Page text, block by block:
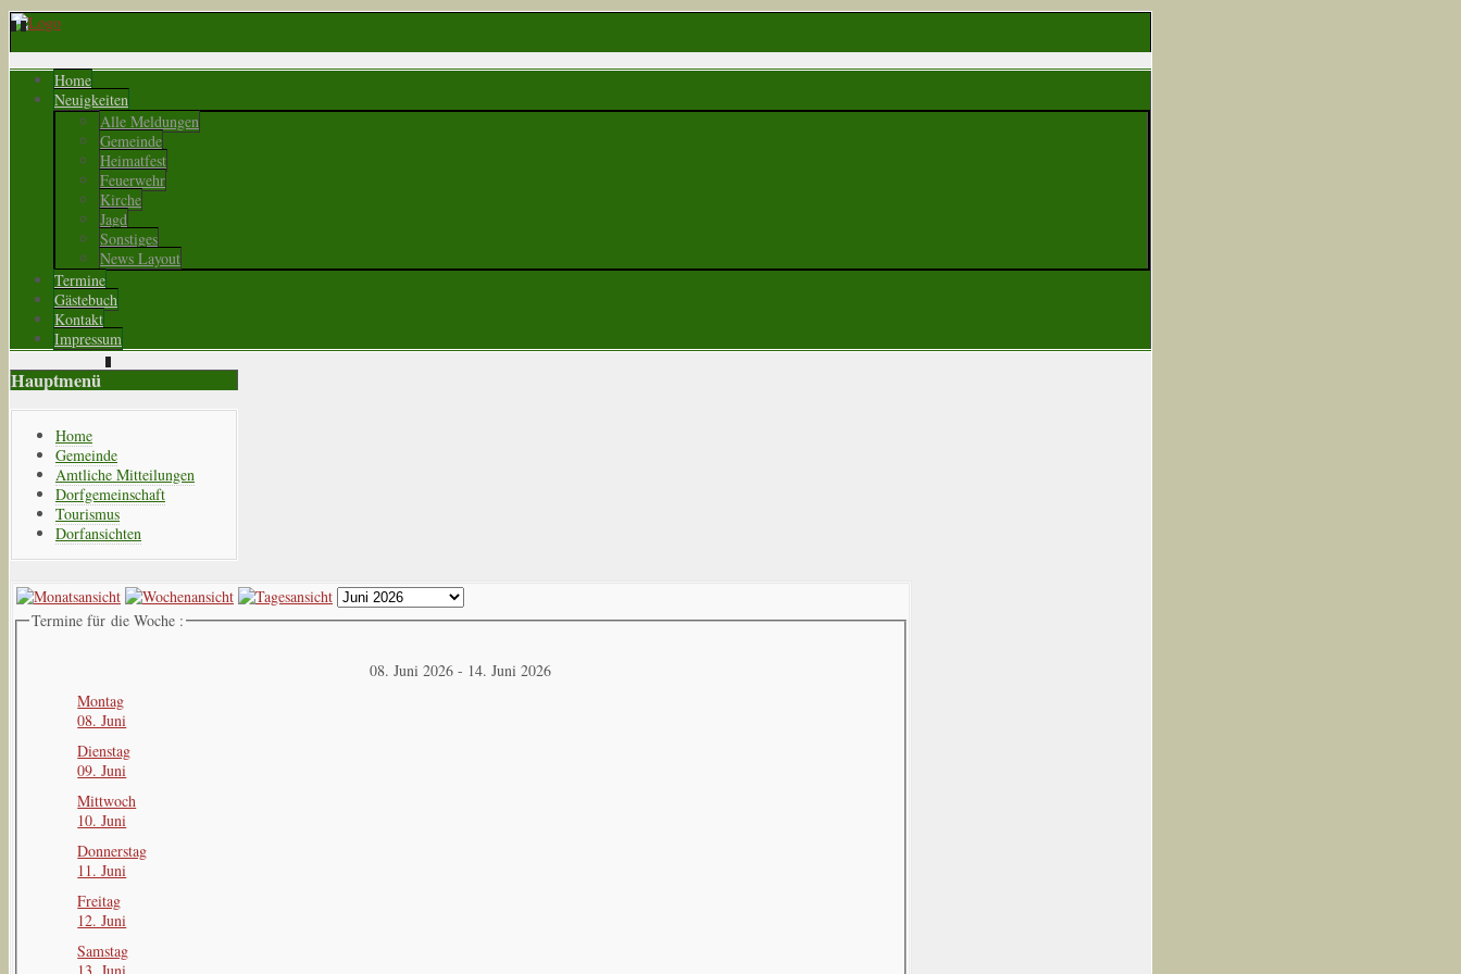
Home
Neuigkeiten
Alle Meldungen
Gemeinde
Heimatfest
Feuerwehr
Kirche
Jagd
Sonstiges
News Layout
Termine
Gästebuch
Kontakt
Impressum
Hauptmenü
Home
Gemeinde
Amtliche Mitteilungen
Dorfgemeinschaft
Tourismus
Dorfansichten
Termine für die Woche :
08. Juni 2026 - 14. Juni 2026
Montag
08. Juni
Dienstag
09. Juni
Mittwoch
10. Juni
Donnerstag
11. Juni
Freitag
12. Juni
Samstag
13. Juni